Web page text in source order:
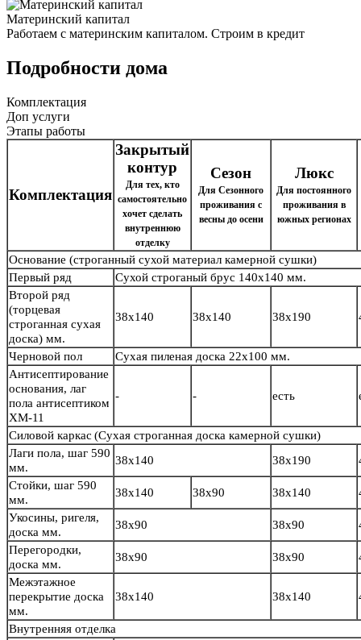
Материнский капитал
Работаем с материнским капиталом. Строим в кредит
Подробности дома
Комплектация
Доп услуги
Этапы работы
Комплектация
Закрытый
контур
Для тех, кто
самостоятельно
хочет сделать
внутреннюю
отделку
Сезон
Для Сезонного
проживания с
весны до осени
Люкс
Для постоянного
проживания в
южных регионах
Основание (строганный сухой материал камерной сушки)
Первый ряд
Сухой строганый брус 140х140 мм.
Второй ряд
(торцевая
строганная сухая
доска) мм.
38х140 38х140 38х190
Черновой пол
Сухая пиленая доска 22х100 мм.
Антисептирование
основания, лаг
пола антисептиком
ХМ-11
- - есть
Силовой каркас(Сухая строганная доска камерной сушки)
Лаги пола, шаг 590
мм.
38х140 38х190
Стойки, шаг 590
мм.
38х140 38х90 38х140
Укосины, ригеля,
доска мм.
38х90 38х90
Перегородки,
доска мм.
38х90 38х90
Межэтажное
перекрытие доска
мм.
38х140 38х140
Внутренняя отделка